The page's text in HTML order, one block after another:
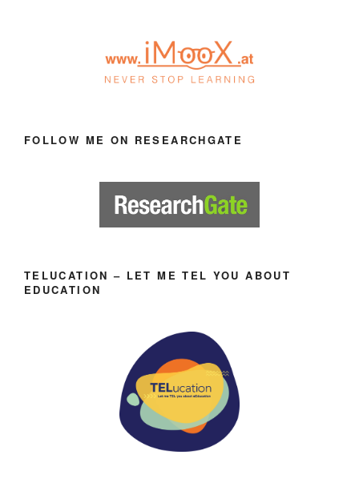
FOLLOW ME ON RESEARCHGATE
TELUCATION – LET ME TEL YOU ABOUT
EDUCATION